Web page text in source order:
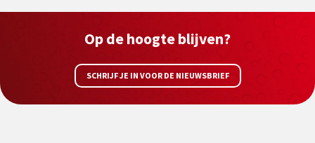
Op de hoogte blijven?
SCHRIJF JE IN VOOR DE NIEUWSBRIEF